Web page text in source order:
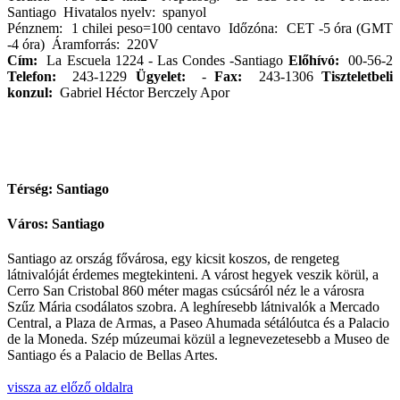
Santiago Hivatalos nyelv: spanyol
Pénznem: 1 chilei peso=100 centavo Időzóna: CET -5 óra (GMT
-4 óra) Áramforrás: 220V
Cím:
La Escuela 1224 - Las Condes -Santiago Előhívó:
00-56-2
Telefon:
243-1229 Ügyelet: -Fax: 243-1306Tiszteletbeli
konzul: Gabriel Héctor Berczely Apor
Térség: Santiago
Város: Santiago
Santiago az ország fővárosa, egy kicsit koszos, de rengeteg
látnivalóját érdemes megtekinteni. A várost hegyek veszik körül, a
Cerro San Cristobal 860 méter magas csúcsáról néz le a városra
Szűz Mária csodálatos szobra. A leghíresebb látnivalók a Mercado
Central, a Plaza de Armas, a Paseo Ahumada sétálóutca és a Palacio
de la Moneda. Szép múzeumai közül a legnevezetesebb a Museo de
Santiago és a Palacio de Bellas Artes.
vissza az előző oldalra